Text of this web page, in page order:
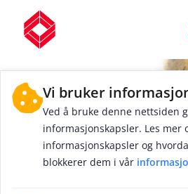
Vi bruker
Ved å bruke denne nettsiden
informasjonskapsler. Les mer
informasjonskapsler og
blokkerer dem i vår